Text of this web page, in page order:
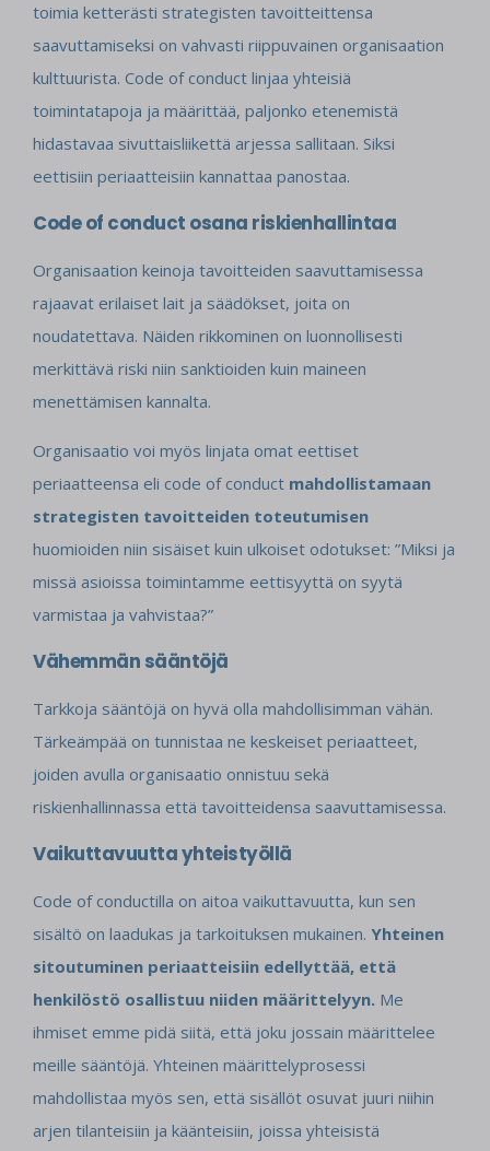
toimia ketterästi strategisten tavoitteittensa
saavuttamiseksi on vahvasti riippuvainen organisaation
kulttuurista. Code of conduct linjaa yhteisiä
toimintatapoja ja määrittää, paljonko etenemistä
hidastavaa sivuttaisliikettä arjessa sallitaan. Siksi
eettisiin periaatteisiin kannattaa panostaa.
Code of conduct osana riskienhallintaa
Organisaation keinoja tavoitteiden saavuttamisessa
rajaavat erilaiset lait ja säädökset, joita on
noudatettava. Näiden rikkominen on luonnollisesti
merkittävä riski niin sanktioiden kuin maineen
menettämisen kannalta.
Organisaatio voi myös linjata omat eettiset
periaatteensa eli code of conduct mahdollistamaan
strategisten tavoitteiden toteutumisen
huomioiden niin sisäiset kuin ulkoiset odotukset: ”Miksi ja
missä asioissa toimintamme eettisyyttä on syytä
varmistaa ja vahvistaa?”
Vähemmän sääntöjä
Tarkkoja sääntöjä on hyvä olla mahdollisimman vähän.
Tärkeämpää on tunnistaa ne keskeiset periaatteet,
joiden avulla organisaatio onnistuu sekä
riskienhallinnassa että tavoitteidensa saavuttamisessa.
Vaikuttavuutta yhteistyöllä
Code of conductilla on aitoa vaikuttavuutta, kun sen
sisältö on laadukas ja tarkoituksen mukainen. Yhteinen
sitoutuminen periaatteisiin edellyttää, että
henkilöstö osallistuu niiden määrittelyyn. Me
ihmiset emme pidä siitä, että joku jossain määrittelee
meille sääntöjä. Yhteinen määrittelyprosessi
mahdollistaa myös sen, että sisällöt osuvat juuri niihin
arjen tilanteisiin ja käänteisiin, joissa yhteisistä